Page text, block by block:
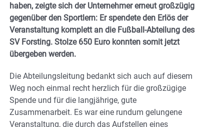
haben, zeigte sich der Unternehmer erneut großzügig
gegenüber den Sportlern: Er spendete den Erlös der
Veranstaltung komplett an die Fußball-Abteilung des
SV Forsting. Stolze 650 Euro konnten somit jetzt
übergeben werden.
Die Abteilungsleitung bedankt sich auch auf diesem
Weg noch einmal recht herzlich für die großzügige
Spende und für die langjährige, gute
Zusammenarbeit. Es war eine rundum gelungene
Veranstaltung, die durch das Aufstellen eines